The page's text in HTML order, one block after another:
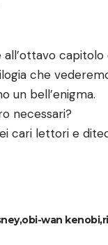
capitolo
che
un bell’enigma.
necessari?
cari lettori e
obi-wan kenobi